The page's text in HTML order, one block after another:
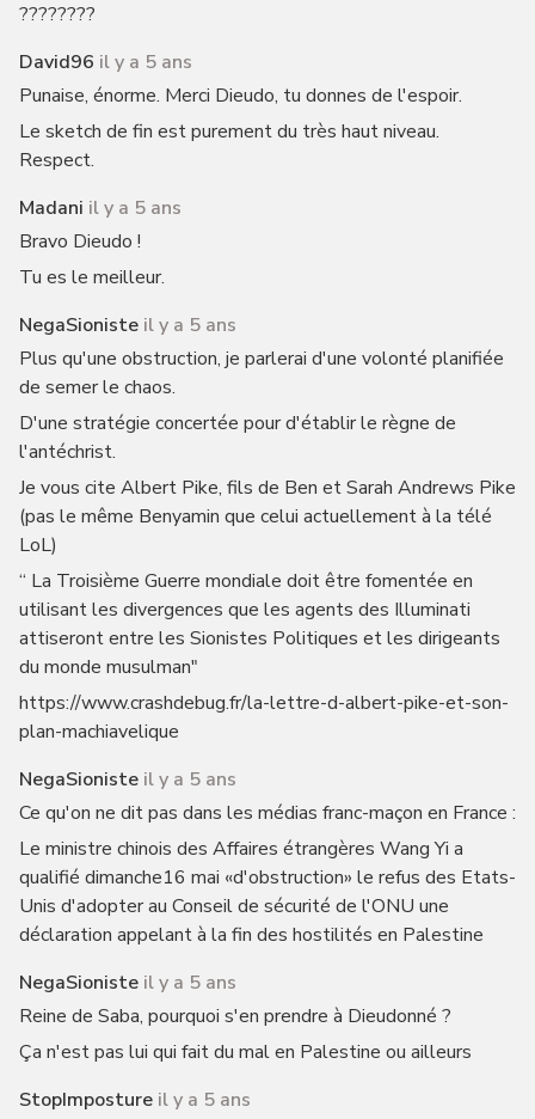
????????
David96 il y a 5 ans
Punaise, énorme. Merci Dieudo, tu donnes de l'espoir.
Le sketch de fin est purement du très haut niveau.
Respect.
Madani il y a 5 ans
Bravo Dieudo !
Tu es le meilleur.
NegaSioniste il y a 5 ans
Plus qu'une obstruction, je parlerai d'une volonté planifiée
de semer le chaos.
D'une stratégie concertée pour d'établir le règne de
l'antéchrist.
Je vous cite Albert Pike, fils de Ben et Sarah Andrews Pike
(pas le même Benyamin que celui actuellement à la télé
LoL)
“ La Troisième Guerre mondiale doit être fomentée en
utilisant les divergences que les agents des Illuminati
attiseront entre les Sionistes Politiques et les dirigeants
du monde musulman"
https://www.crashdebug.fr/la-lettre-d-albert-pike-et-son-
plan-machiavelique
NegaSioniste il y a 5 ans
Ce qu'on ne dit pas dans les médias franc-maçon en France :
Le ministre chinois des Affaires étrangères Wang Yi a
qualifié dimanche16 mai «d'obstruction» le refus des Etats-
Unis d'adopter au Conseil de sécurité de l'ONU une
déclaration appelant à la fin des hostilités en Palestine
NegaSioniste il y a 5 ans
Reine de Saba, pourquoi s'en prendre à Dieudonné ?
Ça n'est pas lui qui fait du mal en Palestine ou ailleurs
StopImposture il y a 5 ans